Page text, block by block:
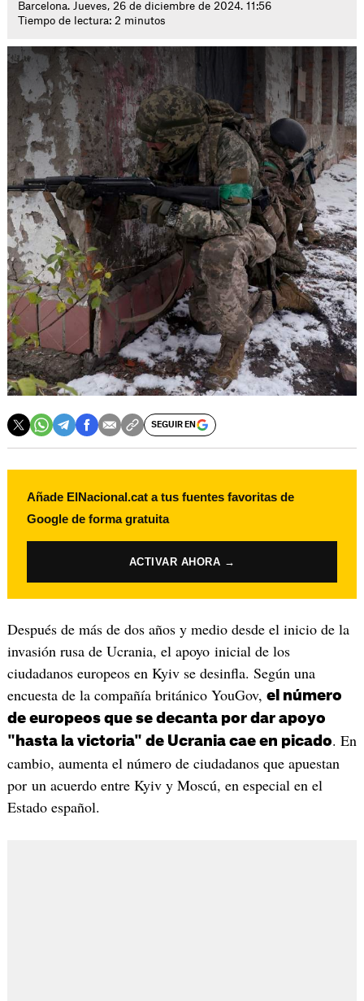
Barcelona. Jueves, 26 de diciembre de 2024. 11:56
Tiempo de lectura: 2 minutos
SEGUIR EN
Añade ElNacional.cat a tus fuentes favoritas de
Google de forma gratuita
ACTIVAR AHORA →
Después de más de dos años y medio desde el inicio de la
invasión rusa de Ucrania, el apoyo inicial de los
ciudadanos europeos en Kyiv se desinfla. Según una
encuesta de la compañía británico YouGov, el número
de europeos que se decanta por dar apoyo
"hasta la victoria" de Ucrania cae en picado. En
cambio, aumenta el número de ciudadanos que apuestan
por un acuerdo entre Kyiv y Moscú, en especial en el
Estado español.